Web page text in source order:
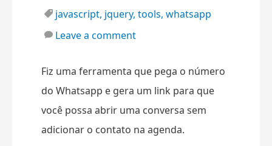
javascript, jquery, tools, whatsapp
Leave a comment
Fiz uma ferramenta que pega o número
do Whatsapp e gera um link para que
você possa abrir uma conversa sem
adicionar o contato na agenda.